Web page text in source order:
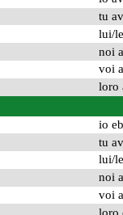
tu
lui/
noi
voi
loro
io
tu
lui/
noi
voi
loro